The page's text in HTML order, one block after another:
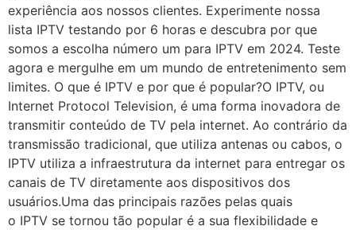
experiência aos nossos clientes. Experimente nossa
lista IPTV testando por 6 horas e descubra por que
somos a escolha número um para IPTV em 2024. Teste
agora e mergulhe em um mundo de entretenimento sem
limites. O que é IPTV e por que é popular?O IPTV, ou
Internet Protocol Television, é uma forma inovadora de
transmitir conteúdo de TV pela internet. Ao contrário da
transmissão tradicional, que utiliza antenas ou cabos, o
IPTV utiliza a infraestrutura da internet para entregar os
canais de TV diretamente aos dispositivos dos
usuários.Uma das principais razões pelas quais
o IPTV se tornou tão popular é a sua flexibilidade e